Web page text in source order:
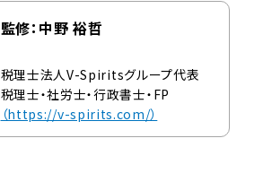
監修：中野 裕哲
税理士法人V-Spiritsグループ代表
税理士・社労士・行政書士・FP
（https://v-spirits.com/）